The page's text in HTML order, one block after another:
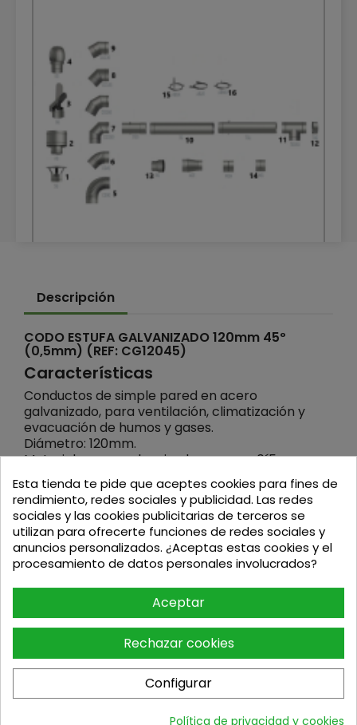
TUBOS DE CALEFACCIÓN GALVANIZADOS
TUBOS DE CALEFACCIÓN GALVANIZADOS
Descripción
CODO ESTUFA GALVANIZADO 120mm 45º
(0,5mm) (REF: CG12045)
Características
Conductos de simple pared en acero
galvanizado, para ventilación, climatización y
evacuación de humos y gases.
Diámetro: 120mm.
Material: acero galvanizado, espesor 0´5mm.
Sistema de unión: macho-hembra, para tubos y
accesorios.
Tipo de combustible: sólidos y gaseosos.
Temperatura máxima permitida: 450ºC.
Aplicaciones
Ventilación, climatización y extracción de humos.
Sistemas de climatización destinados a industrias
agrarias y agropecuarias.
Climatización y ventilación de instalaciones
deportivas, comerciales e industriales
Montaje: uso interior extracción de humos, uso
interior/exterior ventilación y climatización
Esta tienda te pide que aceptes cookies para fines de
rendimiento, redes sociales y publicidad. Las redes
sociales y las cookies publicitarias de terceros se
utilizan para ofrecerte funciones de redes sociales y
anuncios personalizados. ¿Aceptas estas cookies y el
procesamiento de datos personales involucrados?
Aceptar
Rechazar cookies
Configurar
Política de privacidad y cookies